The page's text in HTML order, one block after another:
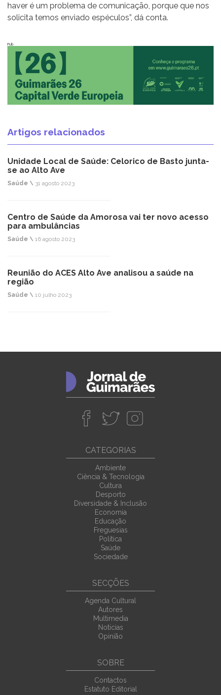
haver é um problema de comunicação, porque que nos
solicita temos enviado espéculos”, dá conta.
Pub
Artigos relacionados
Unidade Local de Saúde: Celorico de Basto junta-
se ao Alto Ave
Saúde \ 31 agosto 2023
Centro de Saúde da Amorosa vai ter novo acesso
para ambulâncias
Saúde \ 16 agosto 2023
Reunião do ACES Alto Ave analisou a saúde na
região
Saúde \ 10 julho 2023
CATEGORIAS
Ambiente
Ciência & Tecnologia
Cultura
Desporto
Diversidade & Inclusão
Economia
Educação
Freguesias
Política
Saúde
Sociedade
SECÇÕES
Agenda Cultural
Autores
Multimedia
Noticias
Opinião
SOBRE
Contactos
Estatuto Editorial